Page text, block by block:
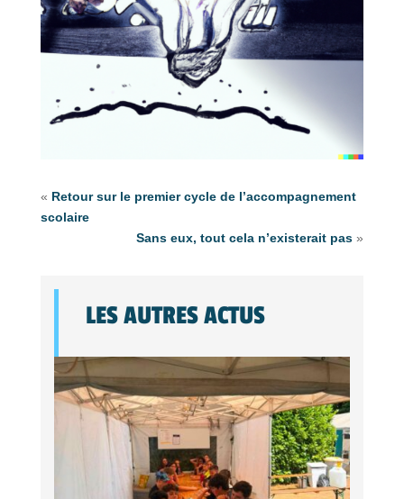
« Retour sur le premier cycle de l’accompagnement
scolaire
Sans eux, tout cela n’existerait pas »
LES AUTRES ACTUS